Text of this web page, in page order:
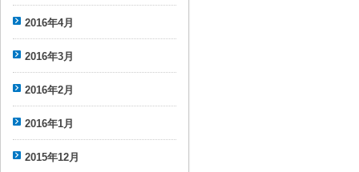
2016年4月
2016年3月
2016年2月
2016年1月
2015年12月